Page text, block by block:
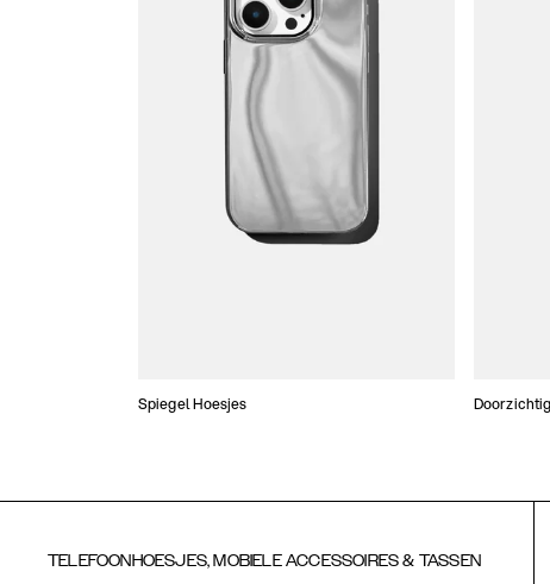
Spiegel Hoesjes
TELEFOONHOESJES, MOBIELE ACCESSOIRES & TASSEN